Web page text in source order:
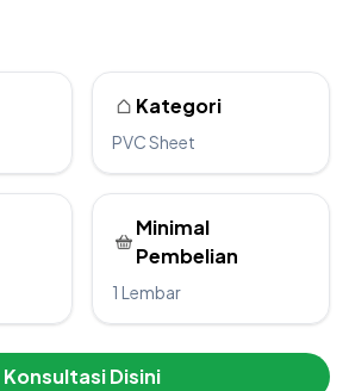
Kategori
PVC Sheet
Minimal
Pembelian
1 Lembar
Konsultasi Disini